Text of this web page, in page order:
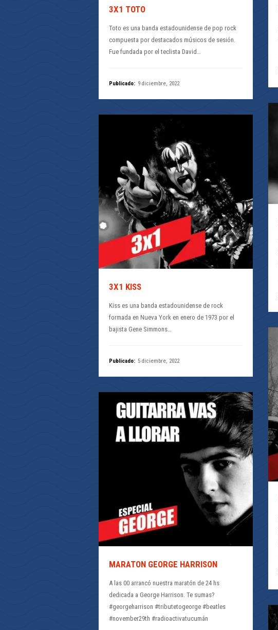
3X1 TOTO
Toto es una banda estadounidense de pop rock
compuesta por destacados músicos de sesión.
Fue fundada por el teclista David…
Publicado: 9 diciembre, 2022
3X1 KISS
Kiss es una banda estadounidense de rock
formada en Nueva York en enero de 1973 por el
bajista Gene Simmons…
Publicado: 5 diciembre, 2022
MARATON GEORGE HARRISON
A las 00 arrancó nuestra maratón de 24 hs
dedicada a George Harrison. Te sumas?
#georgeharrison #tributetogeorge #beatles
#november29th #radioactivatucumán